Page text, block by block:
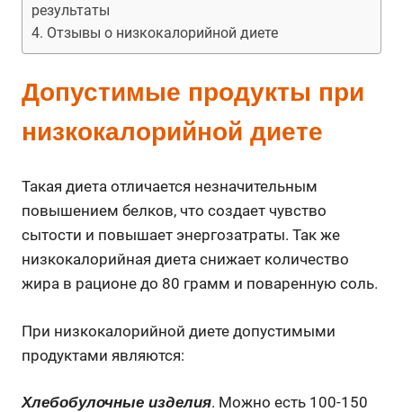
результаты
Отзывы о низкокалорийной диете
Допустимые продукты при
низкокалорийной диете
Такая диета отличается незначительным
повышением белков, что создает чувство
сытости и повышает энергозатраты. Так же
низкокалорийная диета снижает количество
жира в рационе до 80 грамм и поваренную соль.
При низкокалорийной диете допустимыми
продуктами являются:
Хлебобулочные изделия. Можно есть 100-150